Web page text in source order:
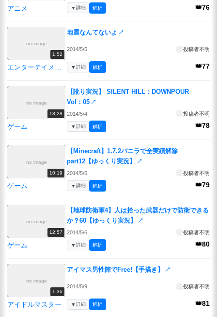
アニメ 👑76
▼詳細 解析
no image
1:52
地震なんてないよ ↗
2014/5/5 投稿者不明
エンターテイメント 👑77
▼詳細 解析
no image
18:28
【訛り実況】 SILENT HILL：DOWNPOUR
Vol：05 ↗
2014/5/4 投稿者不明
ゲーム 👑78
▼詳細 解析
no image
10:19
【Minecraft】1.7.2バニラで全実績解除
part12【ゆっくり実況】
↗
2014/5/5 投稿者不明
ゲーム 👑79
▼詳細 解析
no image
12:57
【地球防衛軍4】人は拾った武器だけで防衛できる
か？60【ゆっくり実況】
↗
2014/5/6 投稿者不明
ゲーム 👑80
▼詳細 解析
no image
1:36
アイマス男性陣でFree!【手描き】 ↗
2014/5/9 投稿者不明
アイドルマスター 👑81
▼詳細 解析